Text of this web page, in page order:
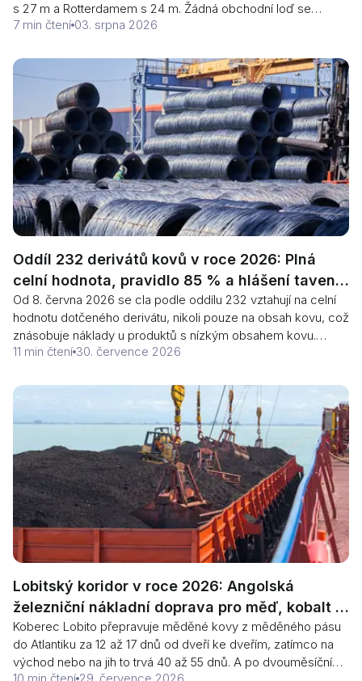
s 27 m a Rotterdamem s 24 m. Žádná obchodní loď se
nenakládá do 28 m a od 15. srpna 2026 bude Panamský
a proč nejmenší hloubka vaší plavby je jediné číslo, které
určuje náklad.
7 min čtení 03. srpna 2026
Oddíl 232 derivátů kovů v roce 2026: Plná
celní hodnota, pravidlo 85 % a hlášení tavení
mědi
Od 8. června 2026 se cla podle oddílu 232 vztahují na celní
hodnotu dotčeného derivátu, nikoli pouze na obsah kovu, což
znásobuje náklady u produktů s nízkým obsahem kovu.
Stejný výnos snížil hranici pro domácí obsah ze 95 % na 85
a odlévání mědi. Zde je výpočet, dva přílohy a důkazy na
úrovni pecí, které každá část potřebuje.
11 min čtení 30. července 2026
Lobitský koridor v roce 2026: Angolská
železniční nákladní doprava pro měď, kobalt a
další
Koberec Lobito přepravuje měděné kovy z měděného pásu
do Atlantiku za 12 až 17 dnů od dveří ke dveřím, zatímco na
východ nebo na jih to trvá 40 až 55 dnů. A po dvouměsíčním